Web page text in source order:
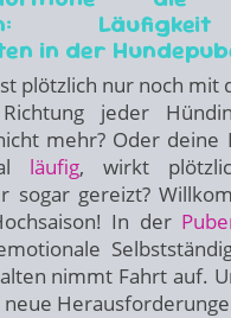
in der
plötzlich nur noch mit
jeder
mehr? Oder deine
läufig, wirkt
sogar gereizt?
In der
nimmt Fahrt auf.